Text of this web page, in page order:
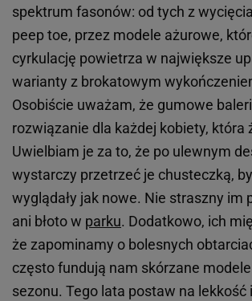
spektrum fasonów: od tych z
peep toe, przez modele ażurowe,
cyrkulację powietrza w największe
warianty z brokatowym
Osobiście uważam, że gumowe
rozwiązanie dla każdej kobiety, która
Uwielbiam je za to, że po ulewnym
wystarczy przetrzeć je chusteczką,
wyglądały jak nowe. Nie straszny im
ani błoto w parku. Dodatkowo, ich
że zapominamy o bolesnych
często fundują nam skórzane
sezonu. Tego lata postaw na lekkość